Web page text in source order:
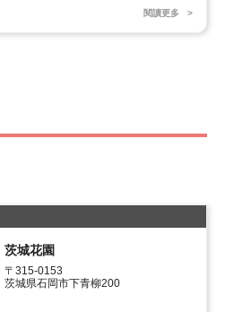
閱讀更多
茨城花園
〒315-0153
茨城県石岡市下青柳200